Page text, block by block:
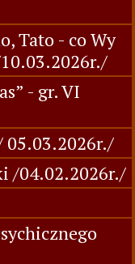
Tato - co Wy
- gr. VI
05.03.2026r./
/04.02.2026r./